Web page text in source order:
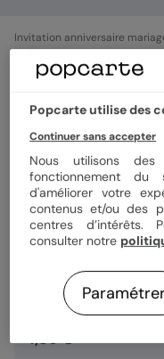
Invitation anniversaire
Champêtre
Format
Papier
1,39 €
Popcarte utilise des
Continuer sans accepter
Nous utilisons
fonctionnement
d'améliorer votre
contenus et/ou des
centres d’intérêts.
consulter notre